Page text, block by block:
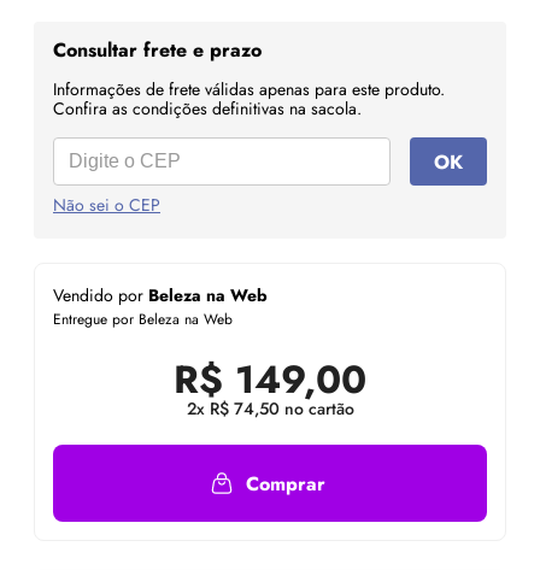
Consultar frete e prazo
Informações de frete válidas apenas para este produto.
Confira as condições definitivas na sacola.
OK
Não sei o CEP
Vendido por Beleza na Web
Entregue por Beleza na Web
R$ 149,00
2x R$ 74,50 no cartão
Comprar